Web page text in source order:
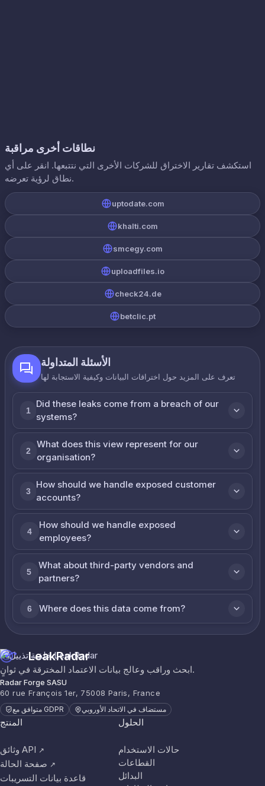
نطاقات أخرى مراقبة
استكشف تقارير الاختراق للشركات الأخرى التي نتتبعها. انقر على أي
نطاق لرؤية تعرضه.
uptodate.com
khalti.com
smcegy.com
uploadfiles.io
check24.de
betclic.pt
الأسئلة المتداولة
تعرف على المزيد حول اختراقات البيانات وكيفية الاستجابة لها
1
Did these leaks come from a breach of our
systems?
2
What does this view represent for our
organisation?
3
How should we handle exposed customer
accounts?
4
How should we handle exposed
employees?
5
What about third-party vendors and
partners?
6 Where does this data come from?
LeakRadar
ابحث وراقب وعالج بيانات الاعتماد المخترقة في ثوانٍ.
Radar Forge SASU
60 rue François 1er, 75008 Paris, France
متوافق مع GDPR مستضاف في الاتحاد الأوروبي
المنتج
وثائق API ↗
صفحة الحالة ↗
قاعدة بيانات التسريبات
الحلول
حالات الاستخدام
القطاعات
البدائل